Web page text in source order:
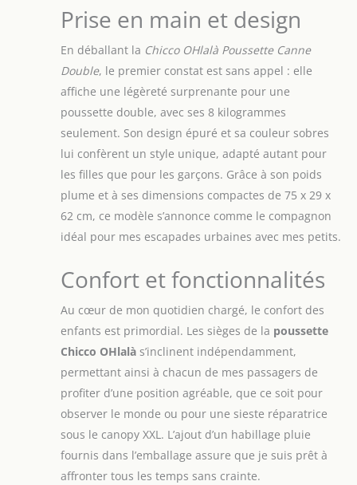
Noir
même d'une seule
main. POUSSETTE
ULTRA-LÉGÈRE ET
COMPACTE : elle ne
pèse que 8 kg et
peut être soulevée
facilement ; elle se
plie d'une seule
main et devient
particulièrement
compacte une fois
pliée, grâce à sa
poignée pliable
CONFORT
sièges entièrement
inclinables, les
repose-jambes
réglables et les
capotes extensibles
permettent aux
parents de choisir
la configuration
idéale pour chaque
enfant PROTECTION
SUPPLÉMENTAIRE :
la capote extensible
grâce à une
Prise en main et design
En déballant la Chicco OHlalà Poussette Canne
Double, le premier constat est sans appel : elle
affiche une légèreté surprenante pour une
poussette double, avec ses 8 kilogrammes
seulement. Son design épuré et sa couleur sobres
lui confèrent un style unique, adapté autant pour
les filles que pour les garçons. Grâce à son poids
plume et à ses dimensions compactes de 75 x 29 x
62 cm, ce modèle s’annonce comme le compagnon
idéal pour mes escapades urbaines avec mes petits.
Confort et fonctionnalités
Au cœur de mon quotidien chargé, le confort des
enfants est primordial. Les sièges de la poussette
Chicco OHlalà s’inclinent indépendamment,
permettant ainsi à chacun de mes passagers de
profiter d’une position agréable, que ce soit pour
observer le monde ou pour une sieste réparatrice
sous le canopy XXL. L’ajout d’un habillage pluie
fournis dans l’emballage assure que je suis prêt à
affronter tous les temps sans crainte.